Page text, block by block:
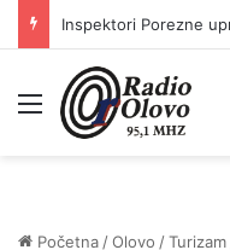
Meni
Početna /Olovo /Turizam